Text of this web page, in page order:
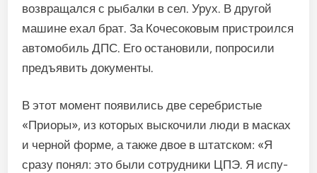
возвращался с рыбалки в сел. Урух. В другой
машине ехал брат. За Кочесоковым пристроил­ся
автомобиль ДПС. Его остано­вили, попросили
предъявить до­кументы.
В этот момент появились две серебристые
«Приоры», из ко­торых выскочили люди в масках
и черной форме, а также двое в штатском: «Я
сразу понял: это были сотрудники ЦПЭ. Я испу­